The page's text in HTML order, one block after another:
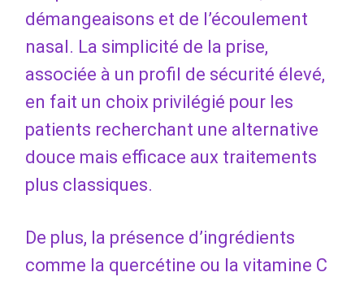
démangeaisons et de l’écoulement
nasal. La simplicité de la prise,
associée à un profil de sécurité élevé,
en fait un choix privilégié pour les
patients recherchant une alternative
douce mais efficace aux traitements
plus classiques.
De plus, la présence d’ingrédients
comme la quercétine ou la vitamine C